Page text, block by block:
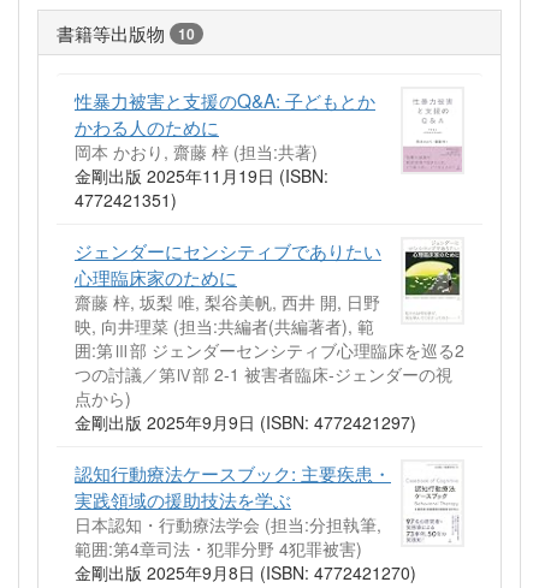
書籍等出版物 10
性暴力被害と支援のQ&A: 子どもとか
かわる人のために
岡本 かおり, 齋藤 梓 (担当:共著)
金剛出版 2025年11月19日 (ISBN:
4772421351)
ジェンダーにセンシティブでありたい
心理臨床家のために
齋藤 梓, 坂梨 唯, 梨谷美帆, 西井 開, 日野
映, 向井理菜 (担当:共編者(共編著者), 範
囲:第Ⅲ部 ジェンダーセンシティブ心理臨床を巡る2
つの討議／第Ⅳ部 2-1 被害者臨床‐ジェンダーの視
点から)
金剛出版 2025年9月9日 (ISBN: 4772421297)
認知行動療法ケースブック: 主要疾患・
実践領域の援助技法を学ぶ
日本認知・行動療法学会 (担当:分担執筆,
範囲:第4章司法・犯罪分野 4犯罪被害)
金剛出版 2025年9月8日 (ISBN: 4772421270)